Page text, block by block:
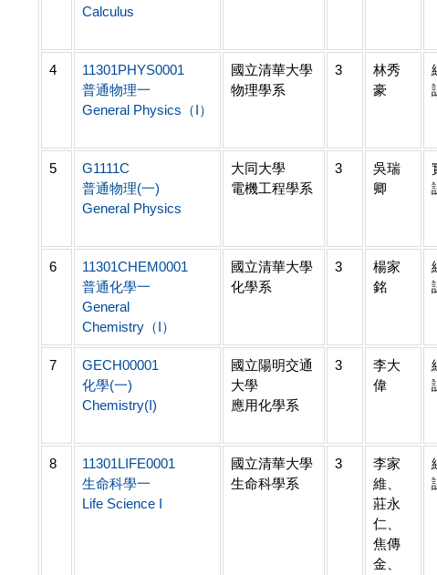
Calculus
4
11301PHYS0001
普通物理一
General Physics（I）
國立清華大學
物理學系
3
林秀
豪
5
G1111C
普通物理(一)
General Physics
大同大學
電機工程學系
3
吳瑞
卿
6
11301CHEM0001
普通化學一
General
Chemistry（I）
國立清華大學
化學系
3
楊家
銘
7
GECH00001
化學(一)
Chemistry(I)
國立陽明交通
大學
應用化學系
3
李大
偉
8
11301LIFE0001
生命科學一
Life Science I
國立清華大學
生命科學系
3
李家
維、
莊永
仁、
焦傳
金、